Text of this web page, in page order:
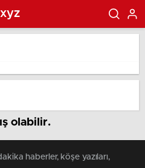
olabilir.
haberler, köşe yazıları,